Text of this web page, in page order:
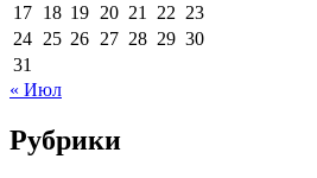
17 18 19 20 21 22 23
24 25 26 27 28 29 30
31
« Июл
Рубрики